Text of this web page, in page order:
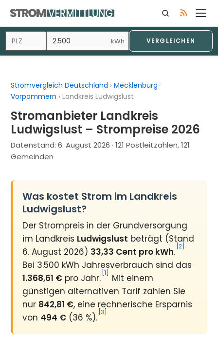
Inhalt
springen
kWh VERGLEICHEN
Stromvergleich Deutschland ›Mecklenburg-
Vorpommern ›Landkreis Ludwigslust
Stromanbieter Landkreis
Ludwigslust – Strompreise 2026
Datenstand:6. August 2026 · 121 Postleitzahlen, 121
Gemeinden
Was kostet Strom im Landkreis
Ludwigslust?
Der Strompreis in der Grundversorgung
im Landkreis Ludwigslust beträgt (Stand
6. August 2026) 33,33 Cent pro kWh. [2]
Bei 3.500 kWh Jahresverbrauch sind das
1.368,61 € pro Jahr. [1]
Mit einem
günstigen alternativen Tarif zahlen Sie
nur 842,81 €, eine rechnerische Ersparnis
von 494 € (36 %). [3]